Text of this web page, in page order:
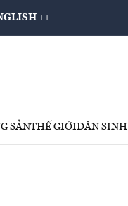
++
SẢNTHẾ GIỚIDÂN SINH